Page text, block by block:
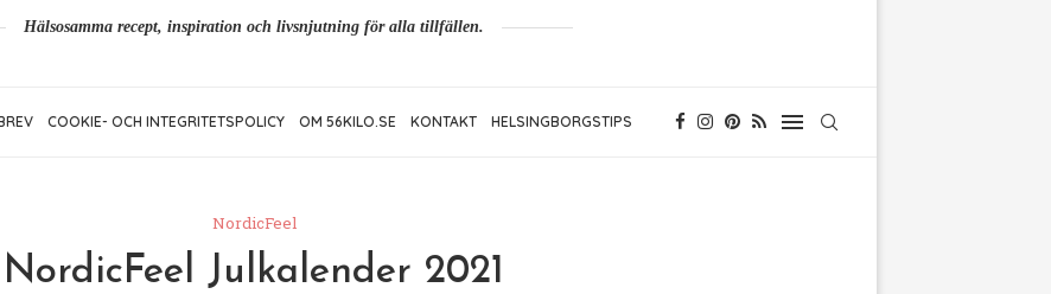
Hälsosamma recept, inspiration och livsnjutning för alla tillfällen.
COOKIE- OCH INTEGRITETSPOLICY OM 56KILO.SE KONTAKT HELSINGBORGSTIPS
NordicFeel
NordicFeel Julkalender 2021